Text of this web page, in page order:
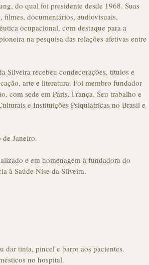
do qual foi presidente desde 1968. Suas
filmes, documentários, audiovisuais,
ocupacional, com destaque para a
na pesquisa das relações afetivas entre
Silveira recebeu condecorações, títulos e
arte e literatura. Foi membro fundador
com sede em Paris, França. Seu trabalho e
e Instituições Psiquiátricas no Brasil e
Janeiro.
e em homenagem à fundadora do
à Saúde Nise da Silveira.
dar tinta, pincel e barro aos pacientes.
no hospital.